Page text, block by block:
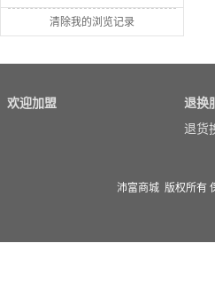
清除我的浏览记录
欢迎加盟
退换
退货
沛富商城 版权所有